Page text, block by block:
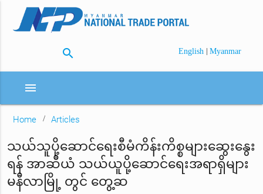
search English | Myanmar
menu
Home Articles
သယ်သူပို့ဆောင်ရေးစီမံကိန်းကိစ္စများဆွေးနွေး
ရန် အာဆီယံ သယ်ယူပို့ဆောင်ရေးအရာရှိများ
မနီလာမြို့ တွင် တွေ့ဆ